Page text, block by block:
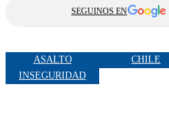
SEGUINOS EN
ASALTO CHILE
INSEGURIDAD